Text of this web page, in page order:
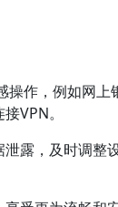
作，例如网
VPN。
露，及时调整